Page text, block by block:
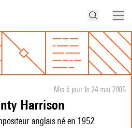
Mis à jour le 24 mai 2006
Harrison
anglais né en 1952